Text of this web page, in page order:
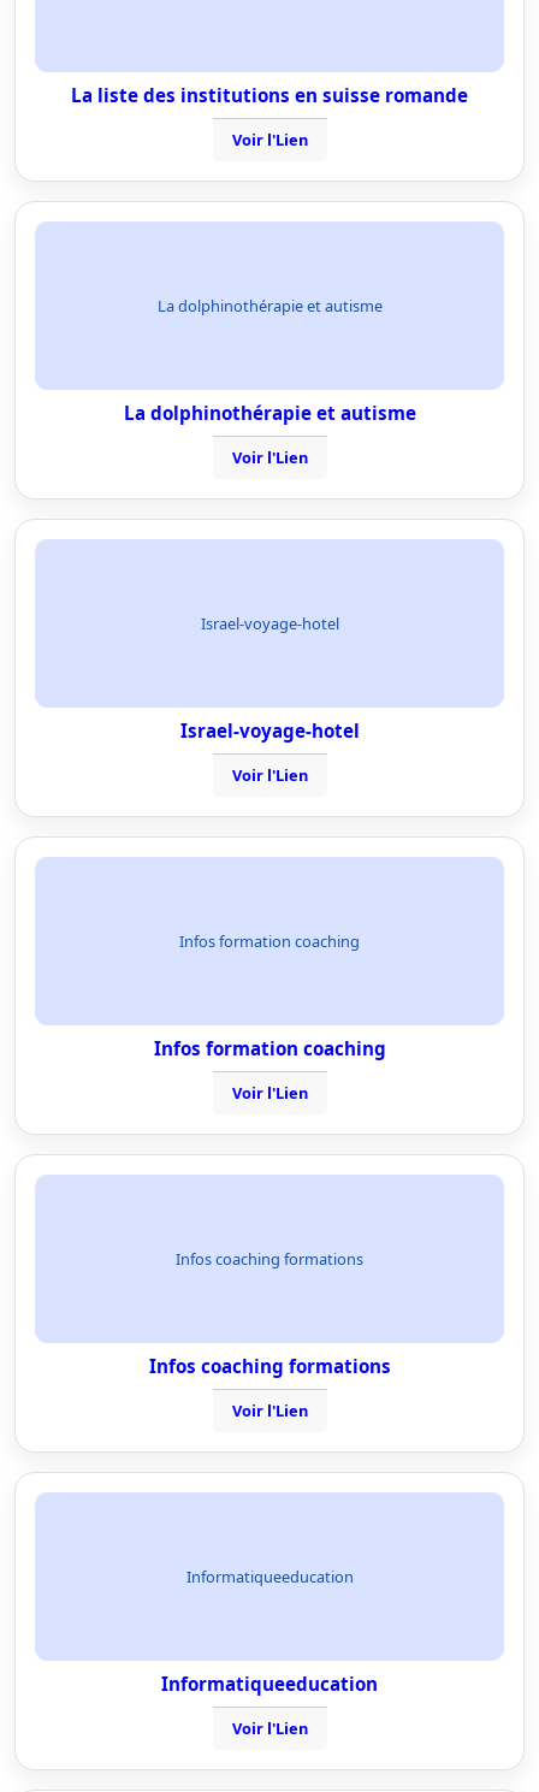
La liste des institutions en suisse romande
Voir l'Lien
La dolphinothérapie et autisme
La dolphinothérapie et autisme
Voir l'Lien
Israel-voyage-hotel
Israel-voyage-hotel
Voir l'Lien
Infos formation coaching
Infos formation coaching
Voir l'Lien
Infos coaching formations
Infos coaching formations
Voir l'Lien
Informatiqueeducation
Informatiqueeducation
Voir l'Lien